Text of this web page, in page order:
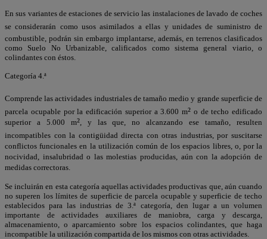
En sus variantes de estaciones de servicio las instalaciones de lavado de coches
se considerarán como usos asimilados a ellas y unidades de suministro de
combustible, podrán sin embargo implantarse, además, en terrenos clasificados
como Suelo No Urbanizable, calificados como sistema general viario, o
colindantes con éstos.
Categoría 4.ª
Comprende las actividades industriales de tamaño medio y grande superficie de
parcela ocupable por la edificación superior a 3.600 m² o de techo edificado
superior a 5.000 m², y las que, no alcanzando ese tamaño, resulten
incompatibles con la contigüidad directa con otras industrias, por suscitarse
conflictos funcionales en la utilización común de los espacios libres, o, por la
nocividad, insalubridad o las molestias producidas, aún con la adopción de
medidas correctoras.
Se incluirán en esta categoría aquellas actividades productivas que, aún cuando
no superen los límites de superficie de parcela ocupable y superficie de techo
establecidos para las industrias de 3.ª categoría, den lugar a un volumen
importante de actividades auxiliares de maniobra, carga y descarga,
almacenamiento, o aparcamiento sobre los espacios colindantes, que haga
incompatible la utilización compartida de los mismos con otras actividades.